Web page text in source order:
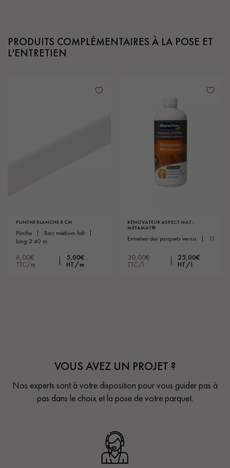
PRODUITS COMPLÉMENTAIRES À LA POSE ET
L'ENTRETIEN
PLINTHE BLANCHE 8 CM
plinthe
bois médium hdf
long 2.40 m
6,00€
TTC/m
5,00€
HT/m
RÉNOVATEUR ASPECT MAT -
MÉTAMAT®
entretien des parquets vernis 1l
30,00€
TTC/l
25,00€
HT/l
VOUS AVEZ UN PROJET ?
Nos experts sont à votre disposition pour vous guider pas à
pas dans le choix et la pose de votre parquet.